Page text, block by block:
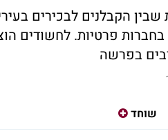
בחברות פרטיות. לחשודים
בפרשה
שוחד